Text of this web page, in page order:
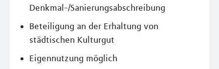
Denkmal-/Sanierungsabschreibung
Beteiligung an der Erhaltung von
städtischen Kulturgut
Eigennutzung möglich